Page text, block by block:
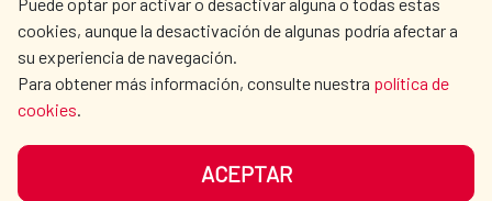
cookies, aunque la desactivación de algunas podría afectar a
su experiencia de navegación.
Para obtener más información, consulte nuestra política de
cookies.
ACEPTAR
OUR SOCIAL MEDIA
DATA PROTECTION